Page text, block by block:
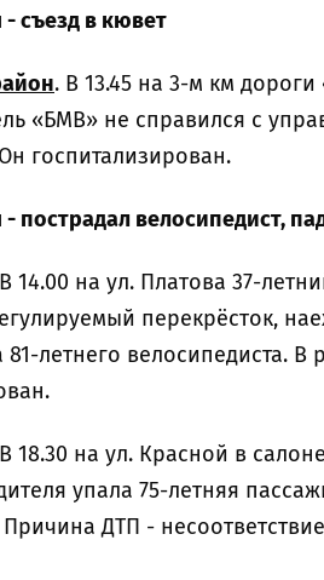
- съезд в кювет
. В 13.45 на 3-м км
«БМВ» не справился с
госпитализирован.
- пострадал велосипедист,
14.00 на ул. Платова 37-
перекрёсток,
летнего велосипедиста. В
18.30 на ул. Красной в
упала 75-летняя
ДТП -